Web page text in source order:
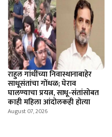
राहुल गांधींच्या निवास्थानाबाहेर
साधूसंतांचा गोंधळ; घेराव
घालण्याचा प्रयत्न, साधू-संतांसोबत
काही महिला आंदोलकही होत्या
August 07, 2026